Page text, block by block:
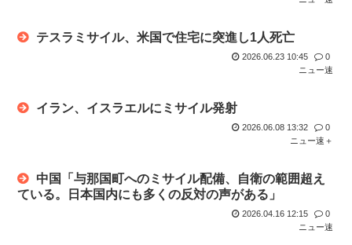
嫌儲やってる中学生やけど、ババア（母親）の昼飯が手抜きす
テスラミサイル、米国で住宅に突進し1人死亡
2026.06.23 10:45
0
ニュー速
イラン、イスラエルにミサイル発射
2026.06.08 13:32
0
ニュー速＋
中国「与那国町へのミサイル配備、自衛の範囲超え
ている。日本国内にも多くの反対の声がある」
2026.04.16 12:15
0
ニュー速